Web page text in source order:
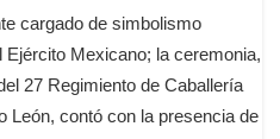
cargado de simbolismo
Mexicano; la ceremonia,
27 Regimiento de Caballería
León, contó con la presencia de